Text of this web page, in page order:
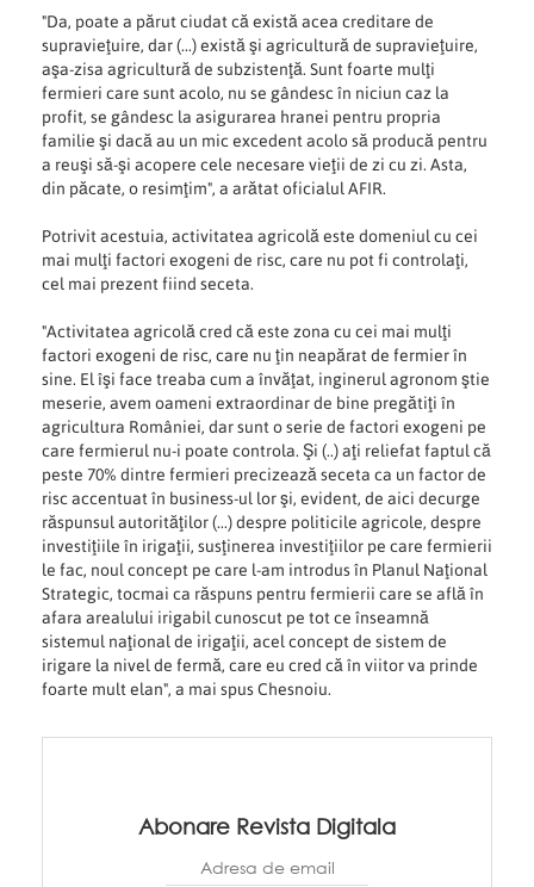
"Da, poate a părut ciudat că există acea creditare de
supravieţuire, dar (...) există şi agricultură de supravieţuire,
aşa-zisa agricultură de subzistenţă. Sunt foarte mulţi
fermieri care sunt acolo, nu se gândesc în niciun caz la
profit, se gândesc la asigurarea hranei pentru propria
familie şi dacă au un mic excedent acolo să producă pentru
a reuşi să-şi acopere cele necesare vieţii de zi cu zi. Asta,
din păcate, o resimţim", a arătat oficialul AFIR.
Potrivit acestuia, activitatea agricolă este domeniul cu cei
mai mulţi factori exogeni de risc, care nu pot fi controlaţi,
cel mai prezent fiind seceta.
"Activitatea agricolă cred că este zona cu cei mai mulţi
factori exogeni de risc, care nu ţin neapărat de fermier în
sine. El îşi face treaba cum a învăţat, inginerul agronom ştie
meserie, avem oameni extraordinar de bine pregătiţi în
agricultura României, dar sunt o serie de factori exogeni pe
care fermierul nu-i poate controla. Şi (..) aţi reliefat faptul că
peste 70% dintre fermieri precizează seceta ca un factor de
risc accentuat în business-ul lor şi, evident, de aici decurge
răspunsul autorităţilor (...) despre politicile agricole, despre
investiţiile în irigaţii, susţinerea investiţiilor pe care fermierii
le fac, noul concept pe care l-am introdus în Planul Naţional
Strategic, tocmai ca răspuns pentru fermierii care se află în
afara arealului irigabil cunoscut pe tot ce înseamnă
sistemul naţional de irigaţii, acel concept de sistem de
irigare la nivel de fermă, care eu cred că în viitor va prinde
foarte mult elan", a mai spus Chesnoiu.
Abonare Revista Digitala